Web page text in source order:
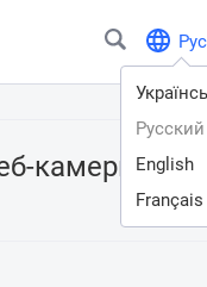
Рус
Русский
English
Français
камеры